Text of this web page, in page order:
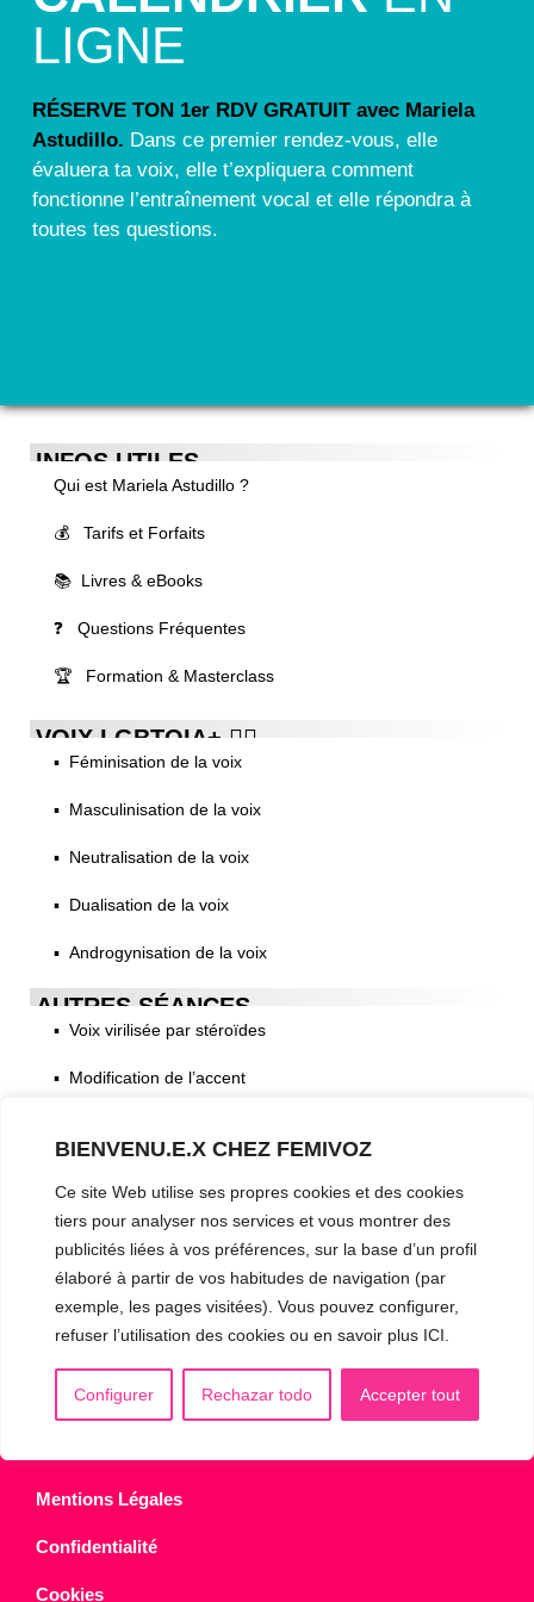
BIENVENU.E.X CHEZ FEMIVOZ
Ce site Web utilise ses propres cookies et des cookies
tiers pour analyser nos services et vous montrer des
publicités liées à vos préférences, sur la base d’un profil
élaboré à partir de vos habitudes de navigation (par
exemple, les pages visitées). Vous pouvez configurer,
refuser l’utilisation des cookies ou en savoir plus ICI.
Configurer Rechazar todo Accepter tout
LIGNE
RÉSERVE TON 1er RDV GRATUIT avec Mariela
Astudillo. Dans ce premier rendez-vous, elle
évaluera ta voix, elle t’expliquera comment
fonctionne l’entraînement vocal et elle répondra à
toutes tes questions.
INFOS UTILES
Qui est Mariela Astudillo ?
💰 Tarifs et Forfaits
📚 Livres & eBooks
❓ Questions Fréquentes
🏆 Formation & Masterclass
VOIX LGBTQIA+ 🏳️‍🌈
▪️ Féminisation de la voix
▪️ Masculinisation de la voix
▪️ Neutralisation de la voix
▪️ Dualisation de la voix
▪️ Androgynisation de la voix
AUTRES SÉANCES
▪️ Voix virilisée par stéroïdes
▪️ Modification de l’accent
CONTACT & RDV
✅ Prendre RDV en ligne
WhatsApp : +34 625 14 46 47
Mentions Légales
Confidentialité
Cookies